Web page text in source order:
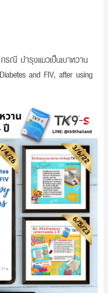
รณี บำรุงแมวเป็นเบาหวาน
and FIV, after using